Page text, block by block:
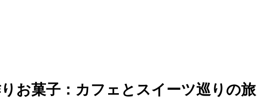
お菓子：カフェとスイーツ巡りの旅